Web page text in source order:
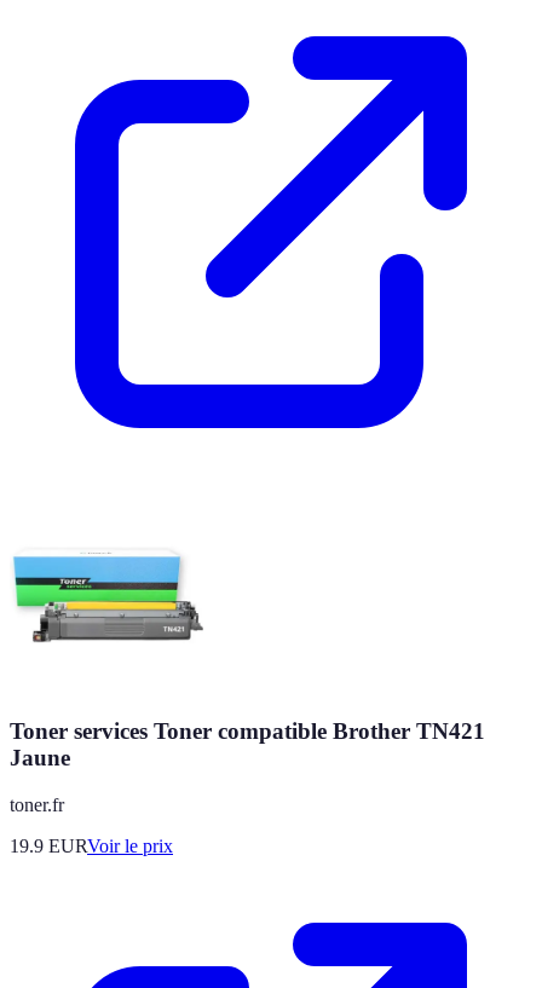
Toner services Toner compatible Brother TN421
Jaune
toner.fr
19.9 EURVoir le prix